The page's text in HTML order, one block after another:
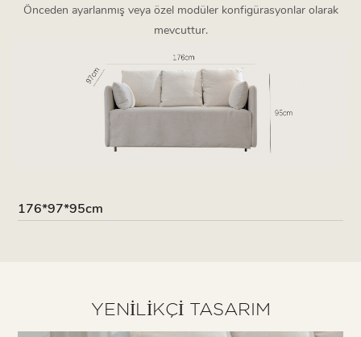
Önceden ayarlanmış veya özel modüler konfigürasyonlar olarak
mevcuttur.
176*97*95cm
YENILIKÇI TASARIM